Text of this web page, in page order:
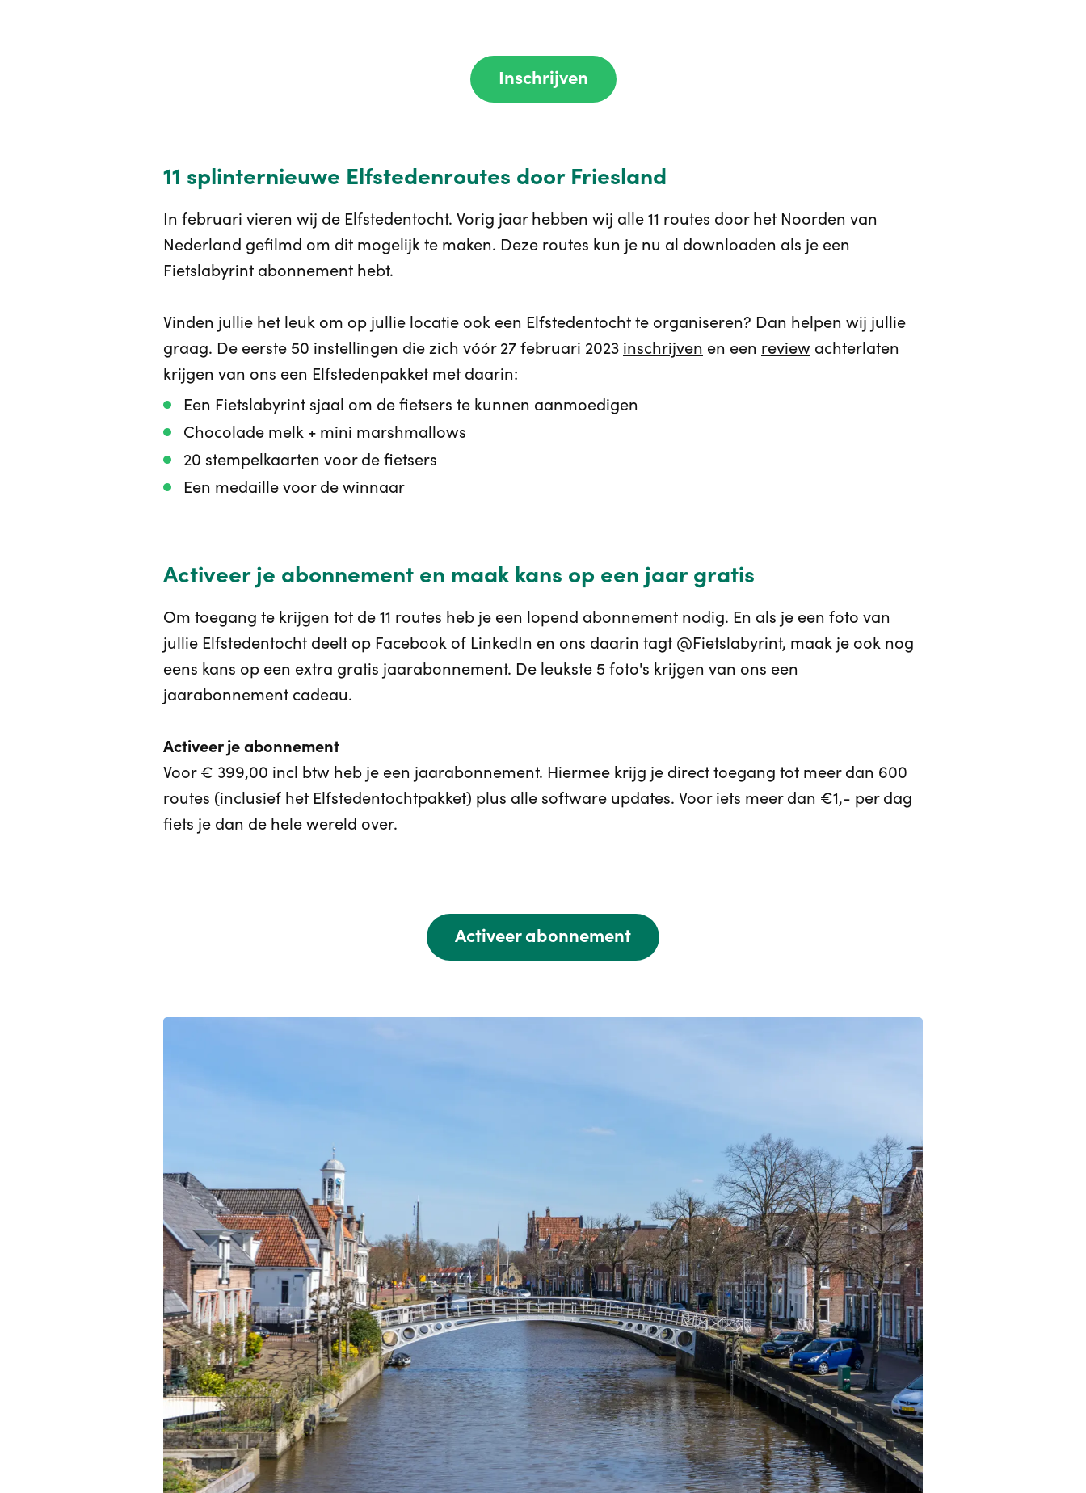
Inschrijven
11 splinternieuwe Elfstedenroutes door Friesland
In februari vieren wij de Elfstedentocht. Vorig jaar hebben wij alle 11 routes door het Noorden van
Nederland gefilmd om dit mogelijk te maken. Deze routes kun je nu al downloaden als je een
Fietslabyrint abonnement hebt.
Vinden jullie het leuk om op jullie locatie ook een Elfstedentocht te organiseren? Dan helpen wij jullie
graag. De eerste 50 instellingen die zich vóór 27 februari 2023 inschrijven en een review achterlaten
krijgen van ons een Elfstedenpakket met daarin:
Een Fietslabyrint sjaal om de fietsers te kunnen aanmoedigen
Chocolade melk + mini marshmallows
20 stempelkaarten voor de fietsers
Een medaille voor de winnaar
Activeer je abonnement en maak kans op een jaar gratis
Om toegang te krijgen tot de 11 routes heb je een lopend abonnement nodig. En als je een foto van
jullie Elfstedentocht deelt op Facebook of LinkedIn en ons daarin tagt @Fietslabyrint, maak je ook nog
eens kans op een extra gratis jaarabonnement. De leukste 5 foto's krijgen van ons een
jaarabonnement cadeau.
Activeer je abonnement
Voor € 399,00 incl btw heb je een jaarabonnement. Hiermee krijg je direct toegang tot meer dan 600
routes (inclusief het Elfstedentochtpakket) plus alle software updates. Voor iets meer dan €1,- per dag
fiets je dan de hele wereld over.
Activeer abonnement